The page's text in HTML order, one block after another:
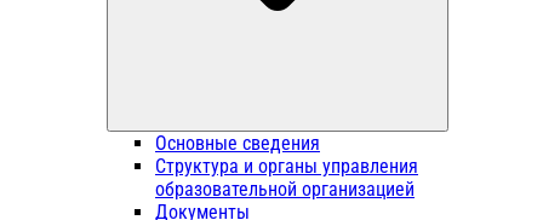
Основные сведения
Структура и органы управления
образовательной организацией
Документы